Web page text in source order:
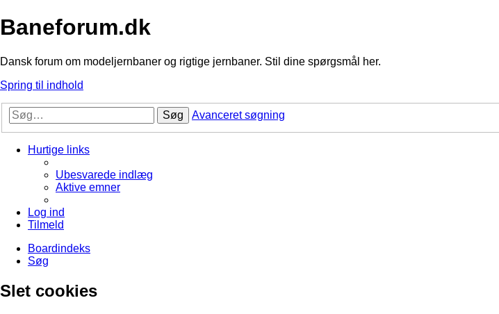
Baneforum.dk
Dansk forum om modeljernbaner og rigtige jernbaner. Stil dine spørgsmål her.
Spring til indhold
Søg Avanceret søgning
Hurtige links
Ubesvarede indlæg
Aktive emner
Log ind
Tilmeld
Boardindeks
Søg
Slet cookies